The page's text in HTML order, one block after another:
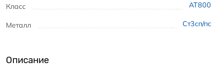
Класс АТ800
Металл Ст3сп/пс
Описание